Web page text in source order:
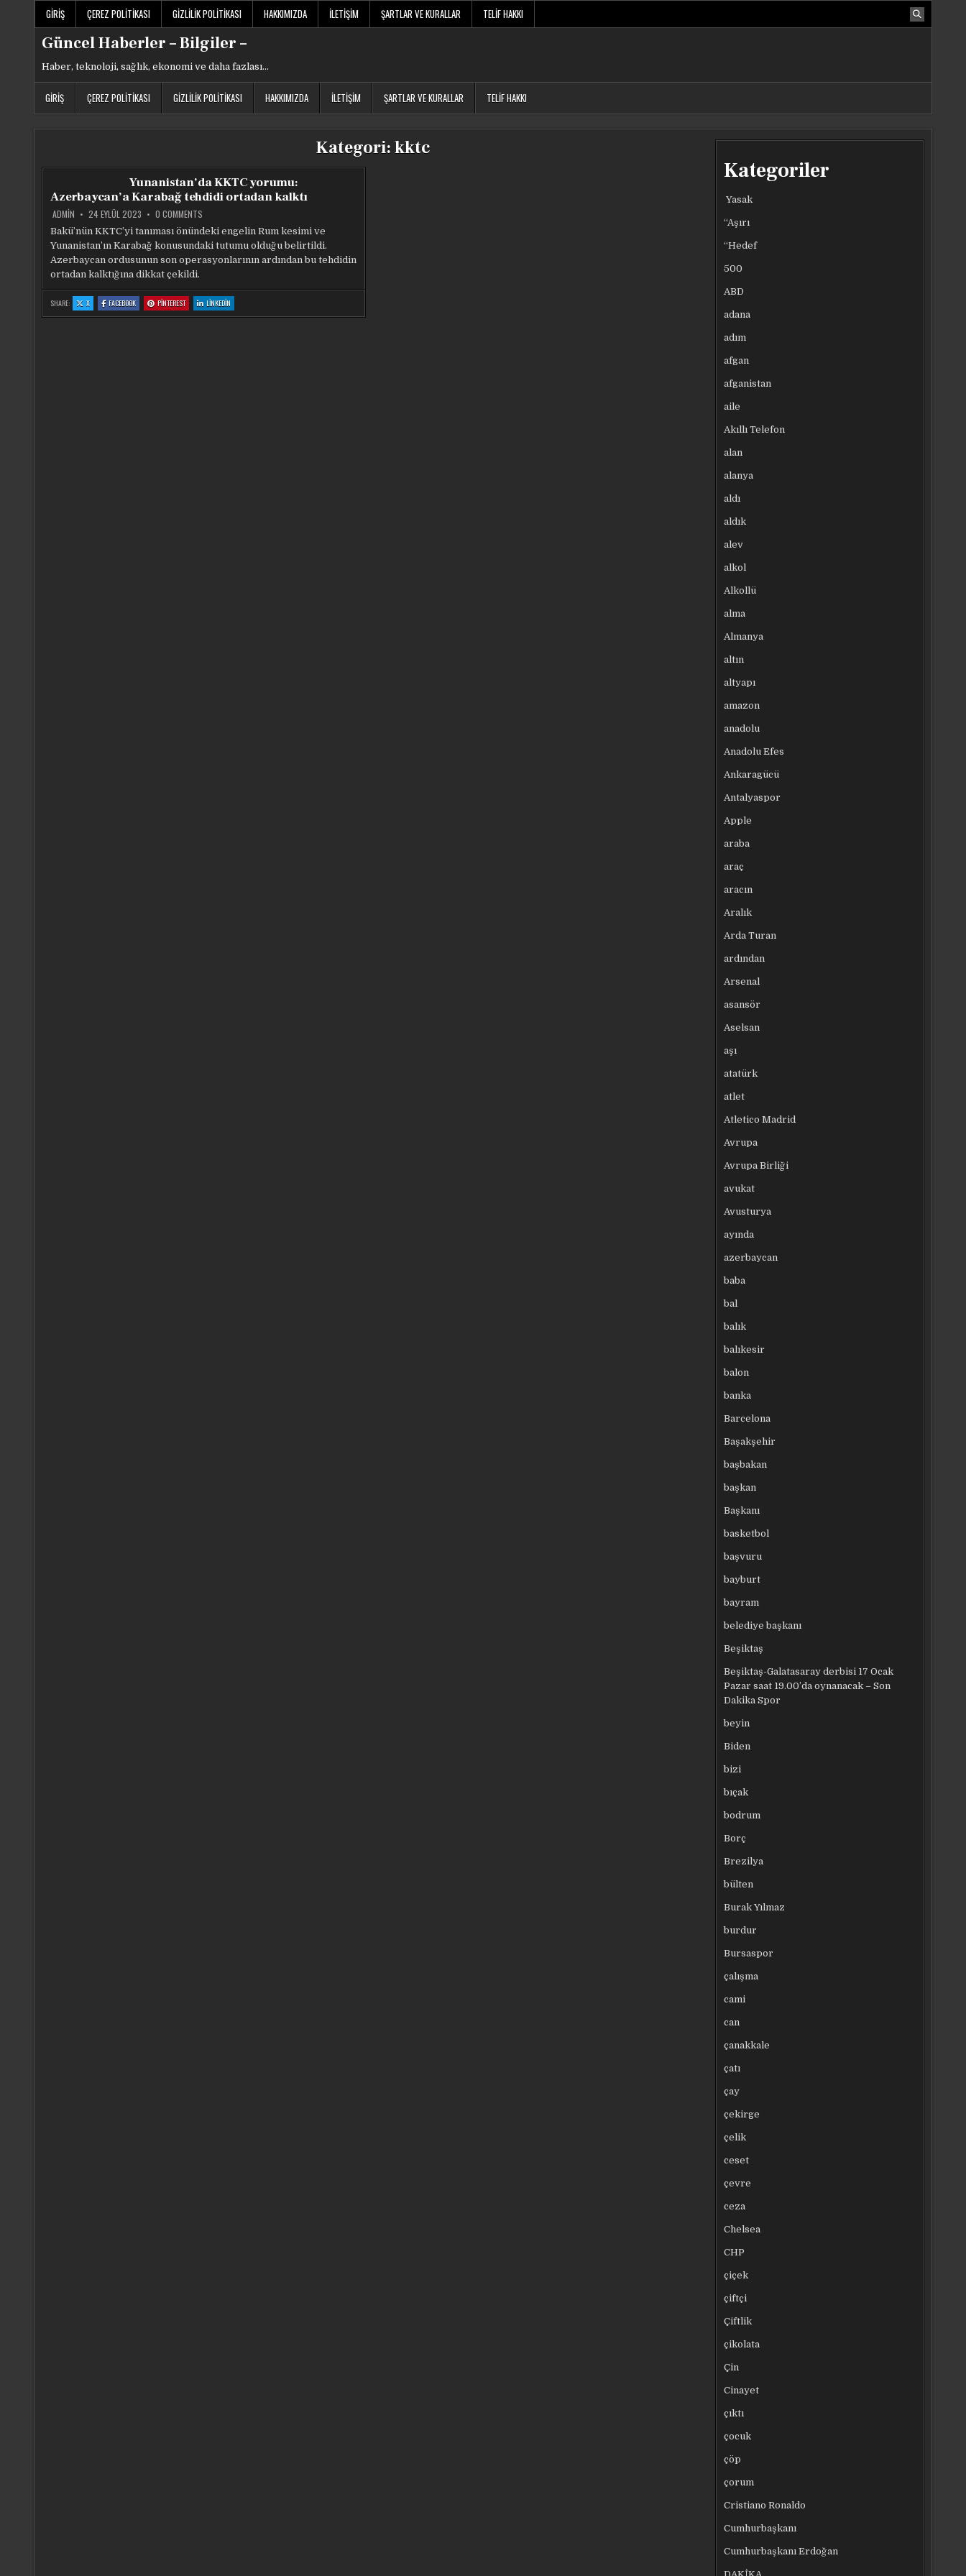
GIRIŞ ÇEREZ POLITIKASI GIZLILIK POLITIKASI HAKKIMIZDA İLETIŞIM ŞARTLAR VE KURALLAR TELIF HAKKI
Güncel Haberler – Bilgiler –
Haber, teknoloji, sağlık, ekonomi ve daha fazlası…
GIRIŞ ÇEREZ POLITIKASI GIZLILIK POLITIKASI HAKKIMIZDA İLETIŞIM ŞARTLAR VE KURALLAR TELIF HAKKI
Kategori:kktc
Yunanistan’da KKTC yorumu:
Azerbaycan’a Karabağ tehdidi ortadan kalktı
ADMIN 24 EYLÜL 2023 0 COMMENTS
KKTC
YORUMU:
AZERBAYCAN’A
KARABAĞ
TEHDIDI
Bakü’nün KKTC’yi tanıması önündeki engelin Rum kesimi ve
Yunanistan’ın Karabağ konusundaki tutumu olduğu belirtildi.
Azerbaycan ordusunun son operasyonlarının ardından bu tehdidin
ortadan kalktığına dikkat çekildi.
SHARE: X:
YUNANISTAN’DA
KKTC
FACEBOOK:
YUNANISTAN’DA
KKTC
PINTEREST:
YUNANISTAN’DA
KKTC
LINKEDIN
YUNANISTAN’DA
KKTC
Kategoriler
Yasak
“Aşırı
“Hedef
500
ABD
adana
adım
afgan
afganistan
aile
Akıllı Telefon
alan
alanya
aldı
aldık
alev
alkol
Alkollü
alma
Almanya
altın
altyapı
amazon
anadolu
Anadolu Efes
Ankaragücü
Antalyaspor
Apple
araba
araç
aracın
Aralık
Arda Turan
ardından
Arsenal
asansör
Aselsan
aşı
atatürk
atlet
Atletico Madrid
Avrupa
Avrupa Birliği
avukat
Avusturya
ayında
azerbaycan
baba
bal
balık
balıkesir
balon
banka
Barcelona
Başakşehir
başbakan
başkan
Başkanı
basketbol
başvuru
bayburt
bayram
belediye başkanı
Beşiktaş
Beşiktaş-Galatasaray derbisi 17 Ocak
Pazar saat 19.00’da oynanacak – Son
Dakika Spor
beyin
Biden
bizi
bıçak
bodrum
Borç
Brezilya
bülten
Burak Yılmaz
burdur
Bursaspor
çalışma
cami
can
çanakkale
çatı
çay
çekirge
çelik
ceset
çevre
ceza
Chelsea
CHP
çiçek
çiftçi
Çiftlik
çikolata
Çin
Cinayet
çıktı
çocuk
çöp
çorum
Cristiano Ronaldo
Cumhurbaşkanı
Cumhurbaşkanı Erdoğan